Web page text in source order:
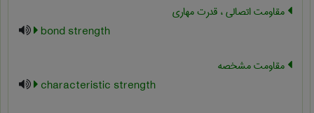
مقاومت اتصالی ، قدرت مهاری
bond strength
مقاومت مشخصه
characteristic strength